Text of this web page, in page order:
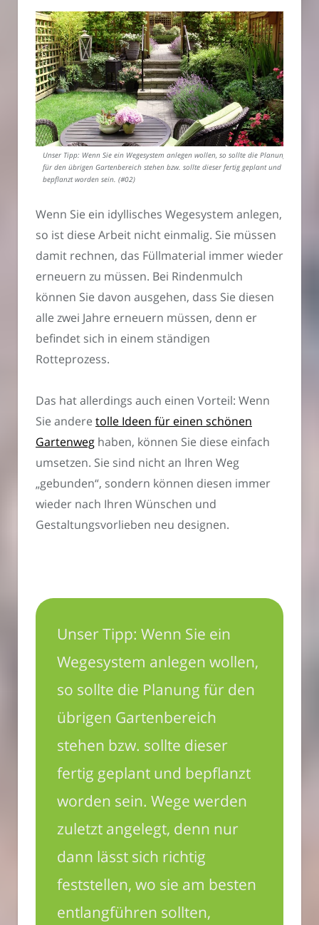
Unser Tipp: Wenn Sie ein Wegesystem anlegen wollen, so sollte die Planung
für den übrigen Gartenbereich stehen bzw. sollte dieser fertig geplant und
bepflanzt worden sein. (#02)
Wenn Sie ein idyllisches Wegesystem anlegen,
so ist diese Arbeit nicht einmalig. Sie müssen
damit rechnen, das Füllmaterial immer wieder
erneuern zu müssen. Bei Rindenmulch
können Sie davon ausgehen, dass Sie diesen
alle zwei Jahre erneuern müssen, denn er
befindet sich in einem ständigen
Rotteprozess.
Das hat allerdings auch einen Vorteil: Wenn
Sie andere tolle Ideen für einen schönen
Gartenweg haben, können Sie diese einfach
umsetzen. Sie sind nicht an Ihren Weg
„gebunden“, sondern können diesen immer
wieder nach Ihren Wünschen und
Gestaltungsvorlieben neu designen.
Unser Tipp: Wenn Sie ein
Wegesystem anlegen wollen,
so sollte die Planung für den
übrigen Gartenbereich
stehen bzw. sollte dieser
fertig geplant und bepflanzt
worden sein. Wege werden
zuletzt angelegt, denn nur
dann lässt sich richtig
feststellen, wo sie am besten
entlangführen sollten,